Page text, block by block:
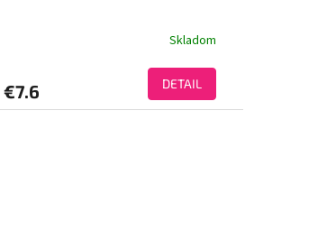
Skladom
€7.6 DETAIL